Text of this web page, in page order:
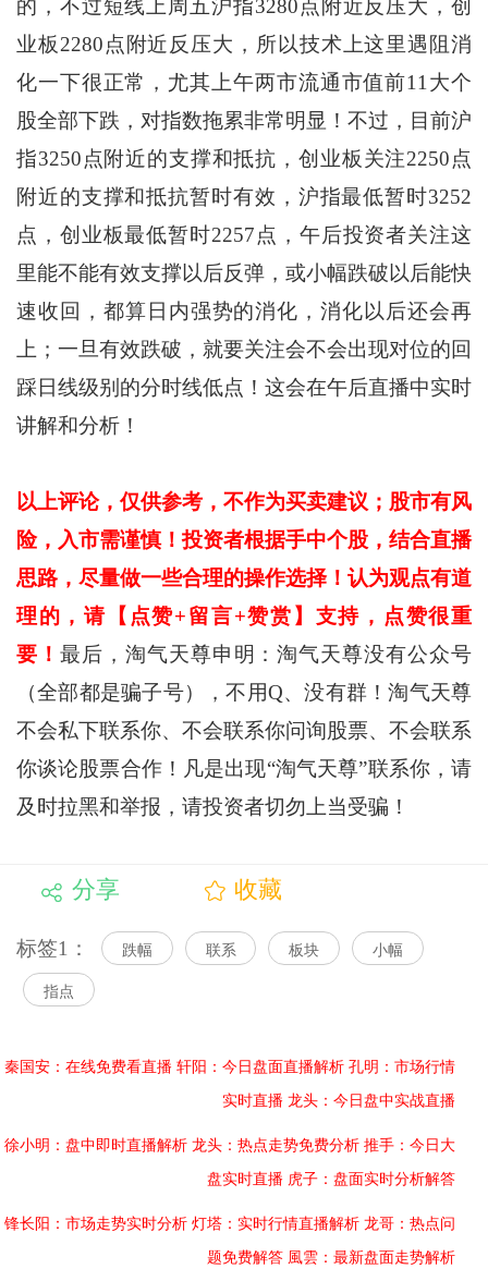
的，不过短线上周五沪指3280点附近反压大，创
业板2280点附近反压大，所以技术上这里遇阻消
化一下很正常，尤其上午两市流通市值前11大个
股全部下跌，对指数拖累非常明显！不过，目前沪
指3250点附近的支撑和抵抗，创业板关注2250点
附近的支撑和抵抗暂时有效，沪指最低暂时3252
点，创业板最低暂时2257点，午后投资者关注这
里能不能有效支撑以后反弹，或小幅跌破以后能快
速收回，都算日内强势的消化，消化以后还会再
上；一旦有效跌破，就要关注会不会出现对位的回
踩日线级别的分时线低点！这会在午后直播中实时
讲解和分析！
以上评论，仅供参考，不作为买卖建议；股市有风
险，入市需谨慎！投资者根据手中个股，结合直播
思路，尽量做一些合理的操作选择！认为观点有道
理的，请【点赞+留言+赞赏】支持，点赞很重
要！ 最后，淘气天尊申明：淘气天尊没有公众号
（全部都是骗子号），不用Q、没有群！淘气天尊
不会私下联系你、不会联系你问询股票、不会联系
你谈论股票合作！凡是出现“淘气天尊”联系你，请
及时拉黑和举报，请投资者切勿上当受骗！
分享 收藏
标签1： 跌幅 联系 板块 小幅
指点
秦国安：在线免费看直播 轩阳：今日盘面直播解析 孔明：市场行情
实时直播 龙头：今日盘中实战直播
徐小明：盘中即时直播解析 龙头：热点走势免费分析 推手：今日大
盘实时直播 虎子：盘面实时分析解答
锋长阳：市场走势实时分析 灯塔：实时行情直播解析 龙哥：热点问
题免费解答 風雲：最新盘面走势解析